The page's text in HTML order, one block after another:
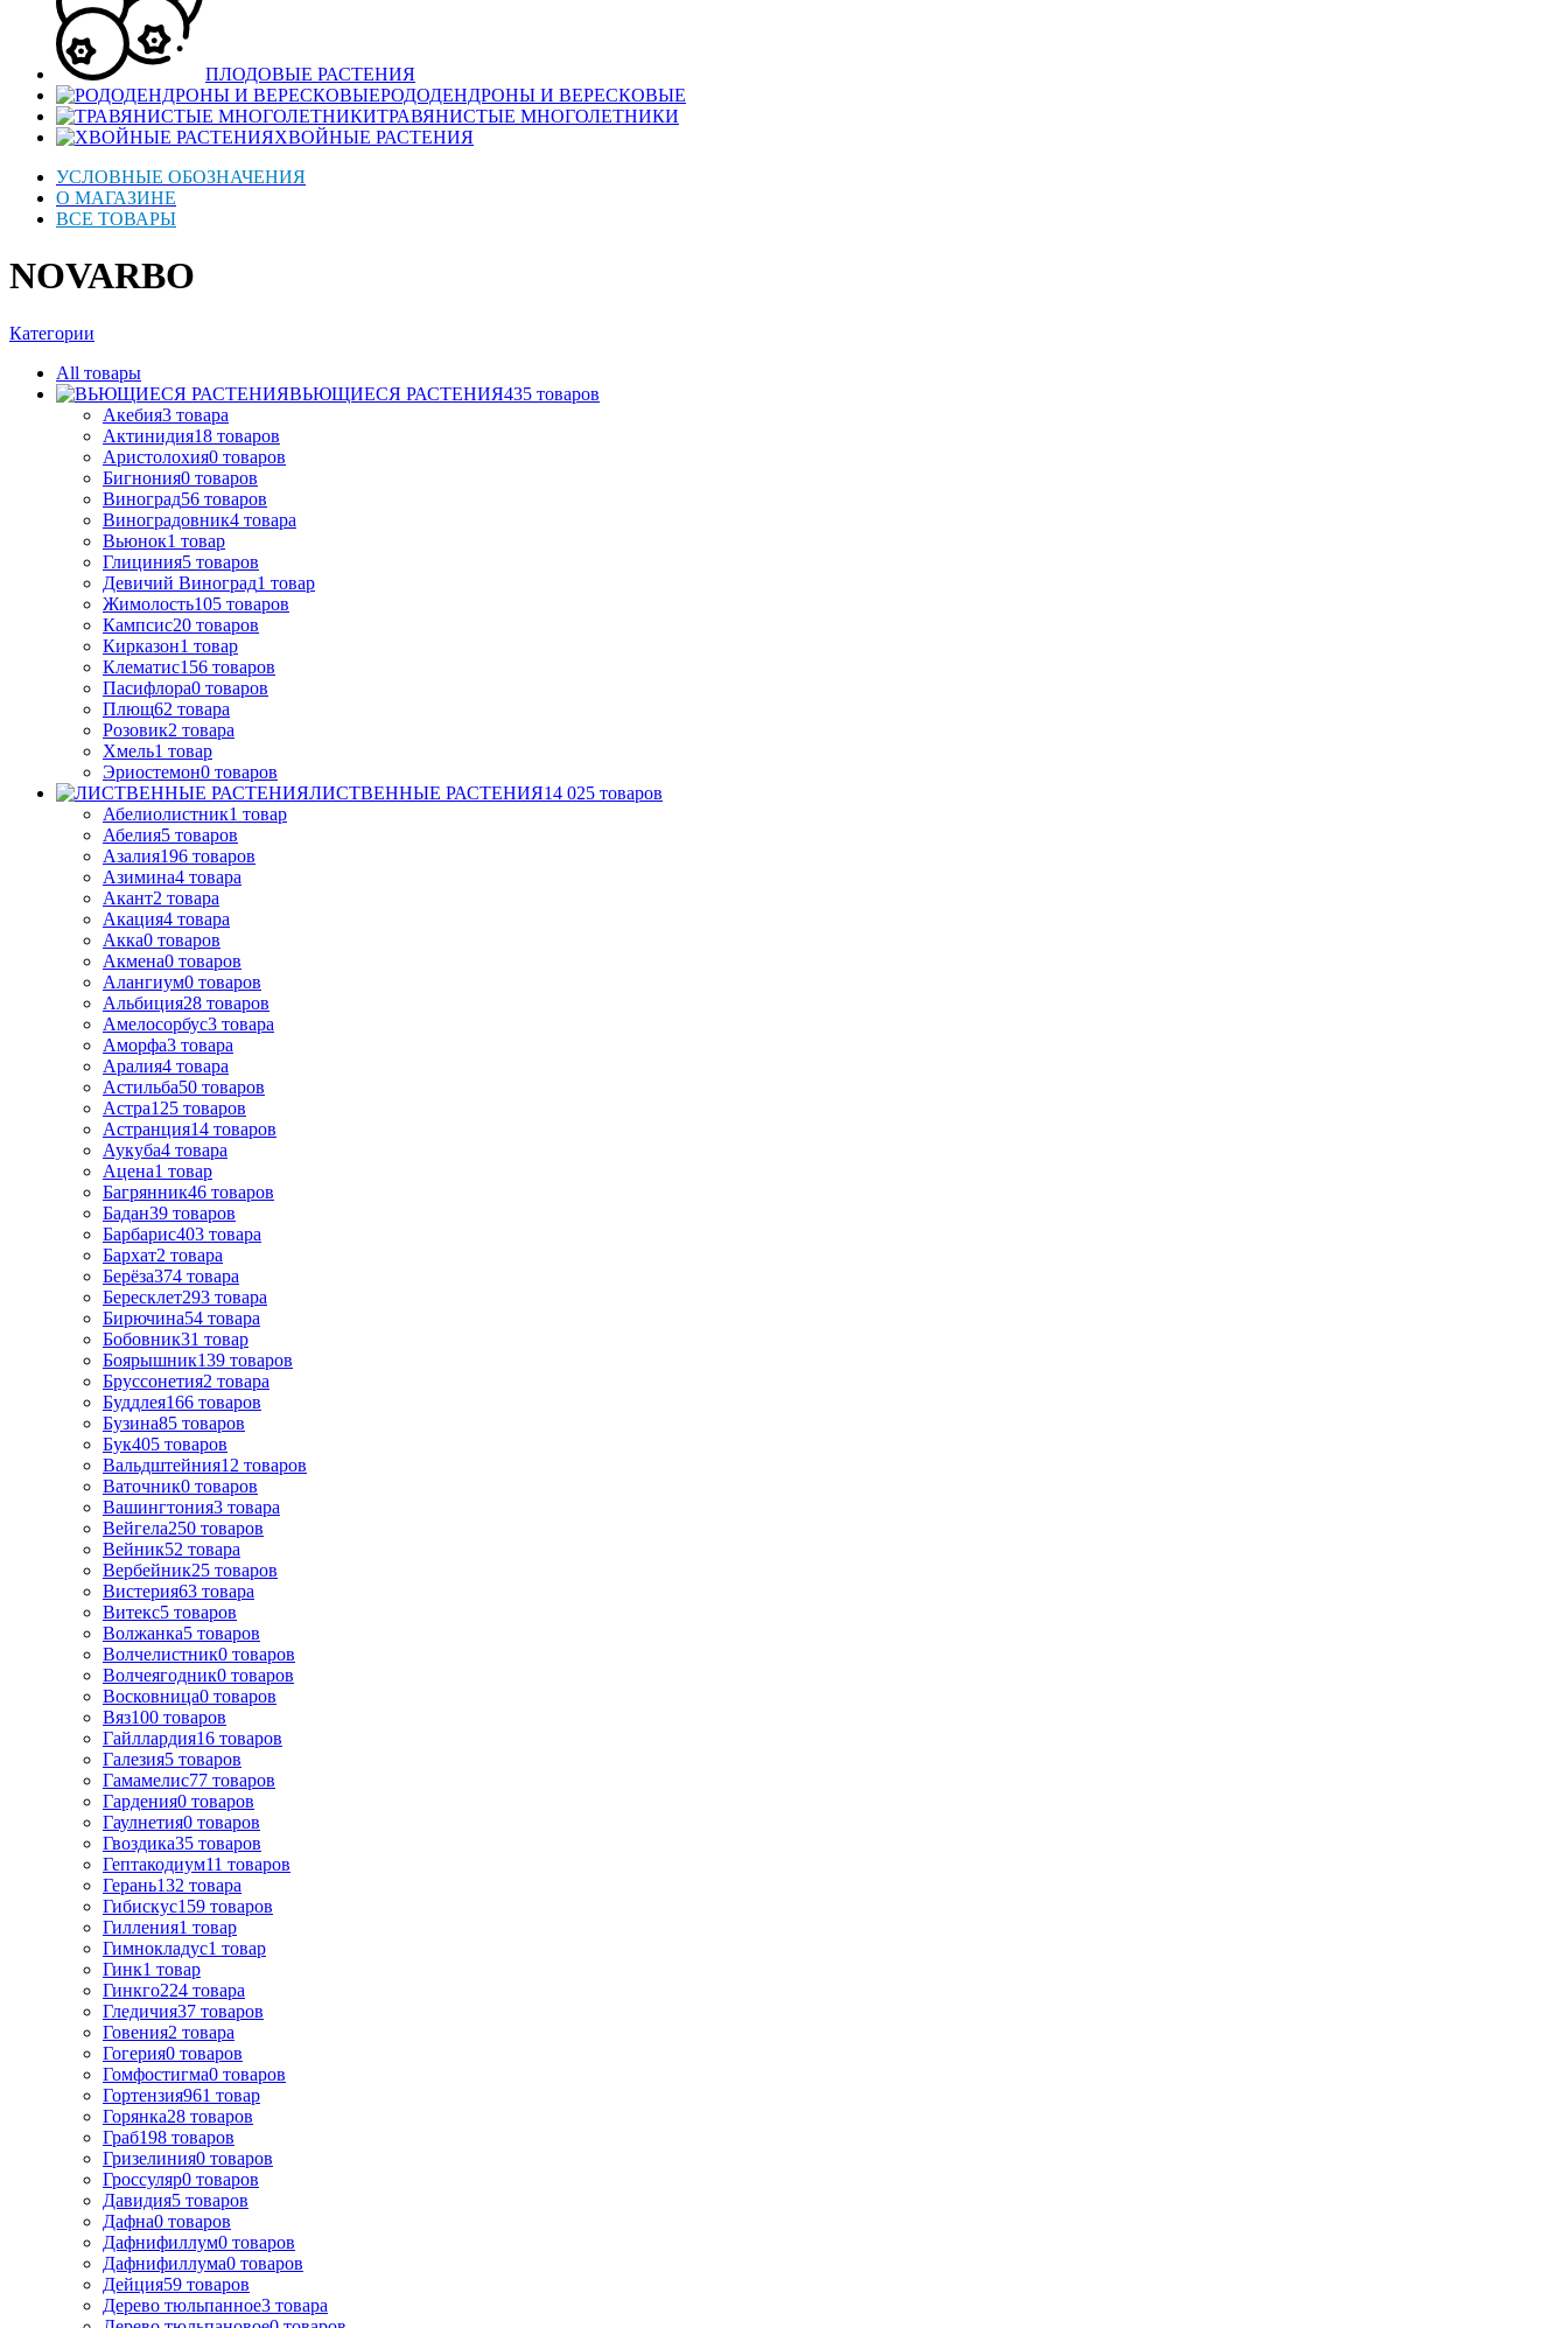
ПЛОДОВЫЕ РАСТЕНИЯ
РОДОДЕНДРОНЫ И ВЕРЕСКОВЫЕ
ТРАВЯНИСТЫЕ МНОГОЛЕТНИКИ
ХВОЙНЫЕ РАСТЕНИЯ
УСЛОВНЫЕ ОБОЗНАЧЕНИЯ
О МАГАЗИНЕ
ВСЕ ТОВАРЫ
NOVARBO
Категории
All товары
ВЬЮЩИЕСЯ РАСТЕНИЯ435 товаров
Акебия3 товара
Актинидия18 товаров
Аристолохия0 товаров
Бигнония0 товаров
Виноград56 товаров
Виноградовник4 товара
Вьюнок1 товар
Глициния5 товаров
Девичий Виноград1 товар
Жимолость105 товаров
Кампсис20 товаров
Кирказон1 товар
Клематис156 товаров
Пасифлора0 товаров
Плющ62 товара
Розовик2 товара
Хмель1 товар
Эриостемон0 товаров
ЛИСТВЕННЫЕ РАСТЕНИЯ14 025 товаров
Абелиолистник1 товар
Абелия5 товаров
Азалия196 товаров
Азимина4 товара
Акант2 товара
Акация4 товара
Акка0 товаров
Акмена0 товаров
Алангиум0 товаров
Альбиция28 товаров
Амелосорбус3 товара
Аморфа3 товара
Аралия4 товара
Астильба50 товаров
Астра125 товаров
Астранция14 товаров
Аукуба4 товара
Ацена1 товар
Багрянник46 товаров
Бадан39 товаров
Барбарис403 товара
Бархат2 товара
Берёза374 товара
Бересклет293 товара
Бирючина54 товара
Бобовник31 товар
Боярышник139 товаров
Бруссонетия2 товара
Буддлея166 товаров
Бузина85 товаров
Бук405 товаров
Вальдштейния12 товаров
Ваточник0 товаров
Вашингтония3 товара
Вейгела250 товаров
Вейник52 товара
Вербейник25 товаров
Вистерия63 товара
Витекс5 товаров
Волжанка5 товаров
Волчелистник0 товаров
Волчеягодник0 товаров
Восковница0 товаров
Вяз100 товаров
Гайллардия16 товаров
Галезия5 товаров
Гамамелис77 товаров
Гардения0 товаров
Гаулнетия0 товаров
Гвоздика35 товаров
Гептакодиум11 товаров
Герань132 товара
Гибискус159 товаров
Гилления1 товар
Гимнокладус1 товар
Гинк1 товар
Гинкго224 товара
Гледичия37 товаров
Говения2 товара
Гогерия0 товаров
Гомфостигма0 товаров
Гортензия961 товар
Горянка28 товаров
Граб198 товаров
Гризелиния0 товаров
Гроссуляр0 товаров
Давидия5 товаров
Дафна0 товаров
Дафнифиллум0 товаров
Дафнифиллума0 товаров
Дейция59 товаров
Дерево тюльпанное3 товара